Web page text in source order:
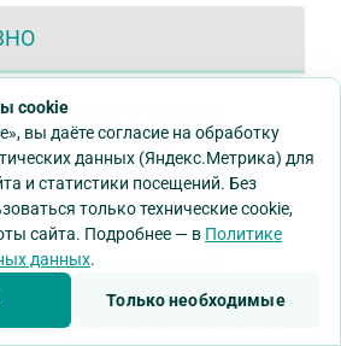
года меняется порядок
по пожарной
кого коснется новый
безопасности: 23
по пожарной безопасности
cookie
вы даёте согласие на обработку
данных (Яндекс.Метрика) для
и статистики посещений. Без
только технические cookie,
сайта. Подробнее — в Политике
данных.
Только необходимые